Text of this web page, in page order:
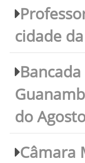
cidade
do
Câmara